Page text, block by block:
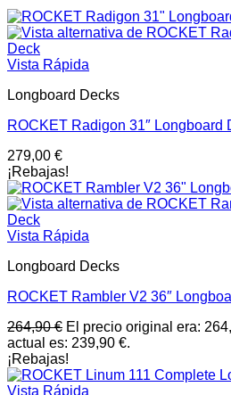
Vista Rápida
Longboard Decks
ROCKET Radigon 31″ Longboard
279,00 €
¡Rebajas!
Vista Rápida
Longboard Decks
ROCKET Rambler V2 36″
264,90€ El precio original era:
actual es: 239,90 €.
¡Rebajas!
Vista Rápida